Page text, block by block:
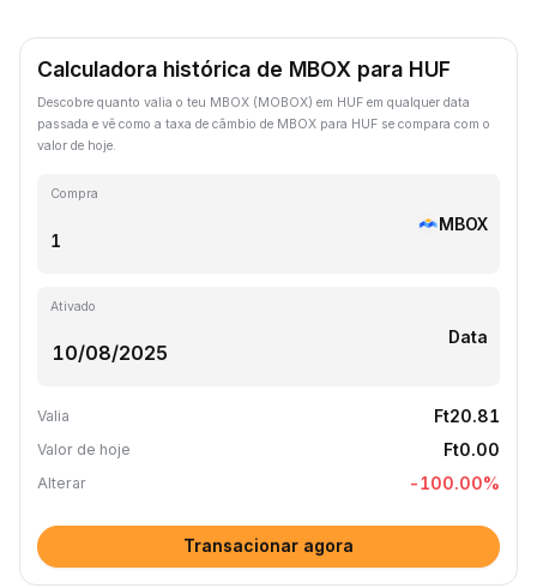
Calculadora histórica de MBOX para HUF
Descobre quanto valia o teu MBOX (MOBOX) em HUF em qualquer data
passada e vê como a taxa de câmbio de MBOX para HUF se compara com o
valor de hoje.
Compra
MBOX
Ativado
Data
Valia Ft20.81
Valor de hoje Ft0.00
Alterar -100.00%
Transacionar agora